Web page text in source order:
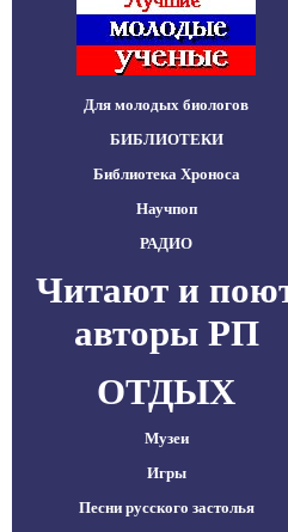
Для молодых биологов
БИБЛИОТЕКИ
Библиотека Хроноса
Научпоп
РАДИО
Читают и
авторы РП
ОТДЫХ
Музеи
Игры
Песни русского застолья